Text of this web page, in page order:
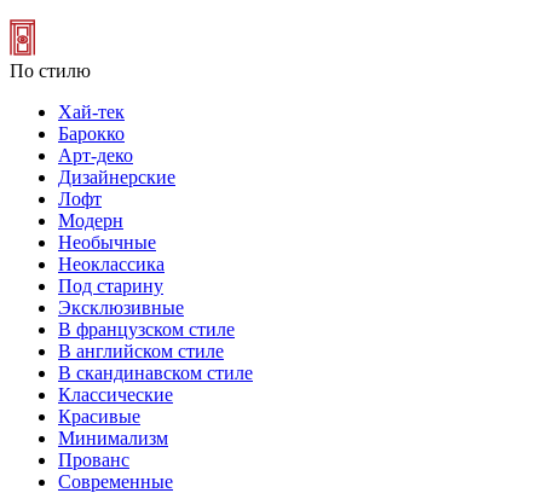
По стилю
Хай-тек
Барокко
Арт-деко
Дизайнерские
Лофт
Модерн
Необычные
Неоклассика
Под старину
Эксклюзивные
В французском стиле
В английском стиле
В скандинавском стиле
Классические
Красивые
Минимализм
Прованс
Современные